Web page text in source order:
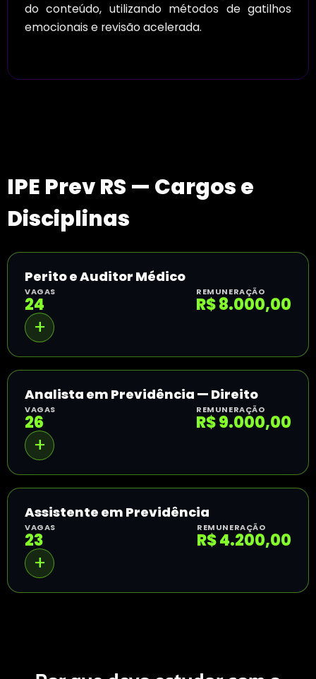
do conteúdo, utilizando métodos de gatilhos
emocionais e revisão acelerada.
IPE Prev RS — Cargos e
Disciplinas
Perito e Auditor Médico
VAGAS
24
REMUNERAÇÃO
R$ 8.000,00
Analista em Previdência — Direito
VAGAS
26
REMUNERAÇÃO
R$ 9.000,00
Assistente em Previdência
VAGAS
23
REMUNERAÇÃO
R$ 4.200,00